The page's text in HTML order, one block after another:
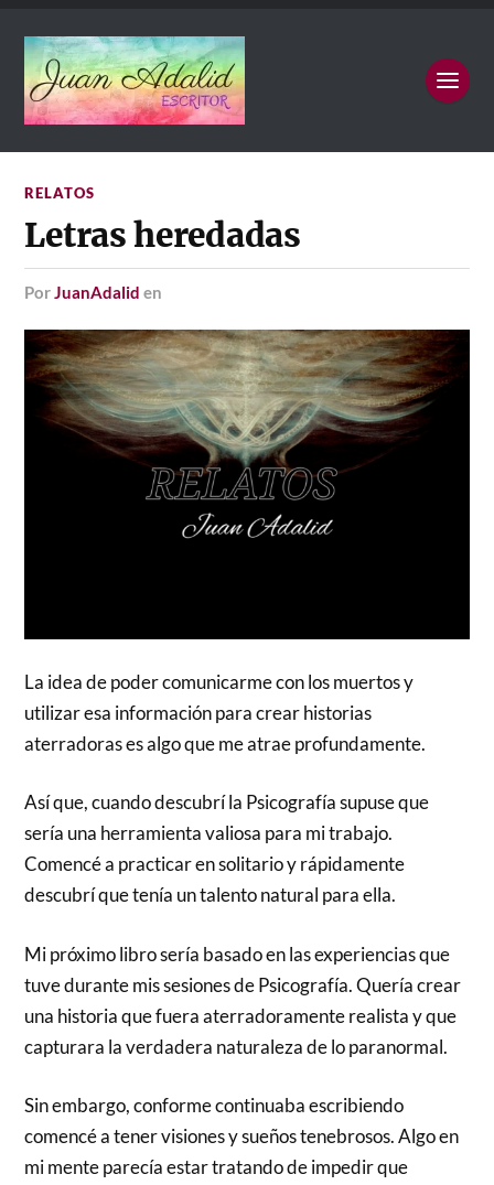
RELATOS
Letras heredadas
porJuanAdalid en
La idea de poder comunicarme con los muertos y
utilizar esa información para crear historias
aterradoras es algo que me atrae profundamente.
Así que, cuando descubrí la Psicografía supuse que
sería una herramienta valiosa para mi trabajo.
Comencé a practicar en solitario y rápidamente
descubrí que tenía un talento natural para ella.
Mi próximo libro sería basado en las experiencias que
tuve durante mis sesiones de Psicografía. Quería crear
una historia que fuera aterradoramente realista y que
capturara la verdadera naturaleza de lo paranormal.
Sin embargo, conforme continuaba escribiendo
comencé a tener visiones y sueños tenebrosos. Algo en
mi mente parecía estar tratando de impedir que